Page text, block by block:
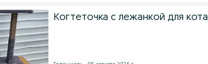
Когтеточка с лежанкой для кота